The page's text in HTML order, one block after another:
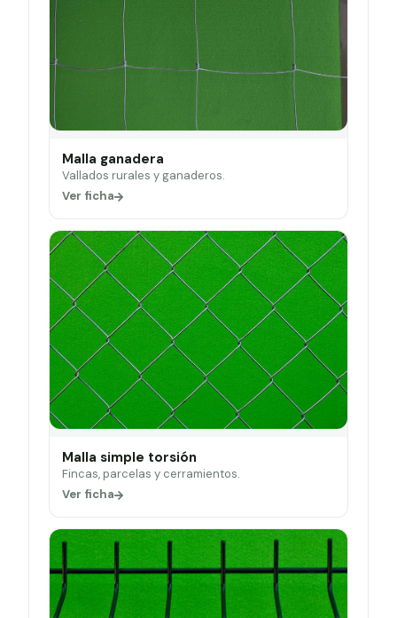
Malla ganadera
Vallados rurales y ganaderos.
Ver ficha
Malla simple torsión
Fincas, parcelas y cerramientos.
Ver ficha